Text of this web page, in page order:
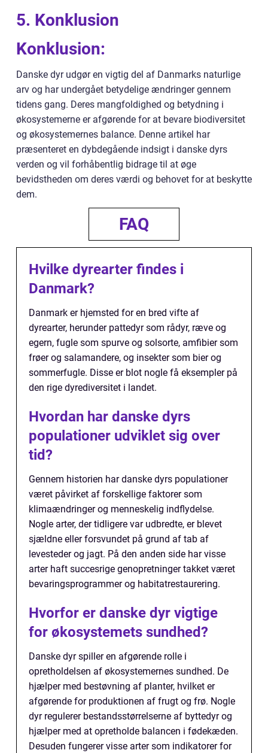
5. Konklusion
Konklusion:
Danske dyr udgør en vigtig del af Danmarks naturlige
arv og har undergået betydelige ændringer gennem
tidens gang. Deres mangfoldighed og betydning i
økosystemerne er afgørende for at bevare biodiversitet
og økosystemernes balance. Denne artikel har
præsenteret en dybdegående indsigt i danske dyrs
verden og vil forhåbentlig bidrage til at øge
bevidstheden om deres værdi og behovet for at beskytte
dem.
FAQ
Hvilke dyrearter findes i
Danmark?
Danmark er hjemsted for en bred vifte af
dyrearter, herunder pattedyr som rådyr, ræve og
egern, fugle som spurve og solsorte, amfibier som
frøer og salamandere, og insekter som bier og
sommerfugle. Disse er blot nogle få eksempler på
den rige dyrediversitet i landet.
Hvordan har danske dyrs
populationer udviklet sig over
tid?
Gennem historien har danske dyrs populationer
været påvirket af forskellige faktorer som
klimaændringer og menneskelig indflydelse.
Nogle arter, der tidligere var udbredte, er blevet
sjældne eller forsvundet på grund af tab af
levesteder og jagt. På den anden side har visse
arter haft succesrige genopretninger takket været
bevaringsprogrammer og habitatrestaurering.
Hvorfor er danske dyr vigtige
for økosystemets sundhed?
Danske dyr spiller en afgørende rolle i
opretholdelsen af økosystemernes sundhed. De
hjælper med bestøvning af planter, hvilket er
afgørende for produktionen af frugt og frø. Nogle
dyr regulerer bestandsstørrelserne af byttedyr og
hjælper med at opretholde balancen i fødekæden.
Desuden fungerer visse arter som indikatorer for